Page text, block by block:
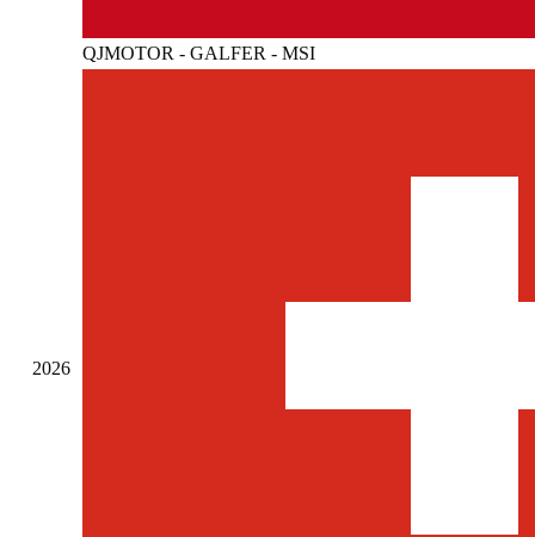
QJMOTOR - GALFER - MSI
2026